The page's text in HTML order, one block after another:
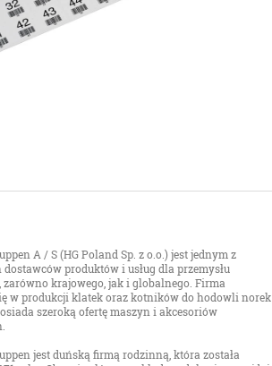
A / S (HG Poland Sp. z o.o.) jest jednym z
produktów i usług dla przemysłu
zarówno krajowego, jak i globalnego. Firma
w produkcji klatek oraz kotników do hodowli norek
szeroką ofertę maszyn i akcesoriów
jest duńską firmą rodzinną, która została